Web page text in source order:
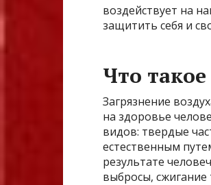
воздействует на
защитить себя и
Что
Загрязнение
на здоровье
видов: твердые
естественным
результате
выбросы,